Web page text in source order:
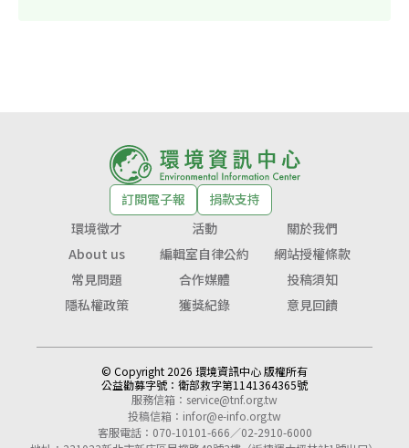
訂閱電子報
捐款支持
環境徵才
活動
關於我們
About us
編輯室自律公約
網站授權條款
常見問題
合作媒體
投稿須知
隱私權政策
獲獎紀錄 意見回饋
© Copyright 2026 環境資訊中心 版權所有
公益勸募字號： 衛部救字第1141364365號
服務信箱： service@tnf.org.tw
投稿信箱： infor@e-info.org.tw
客服電話：070-10101-666／02-2910-6000